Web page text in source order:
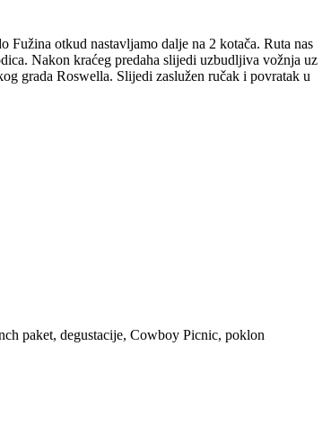
otkud nastavljamo dalje na 2 kotača. Ruta nas
Nakon kraćeg predaha slijedi uzbudljiva vožnja uz
grada Roswella. Slijedi zaslužen ručak i povratak u
paket, degustacije, Cowboy Picnic, poklon